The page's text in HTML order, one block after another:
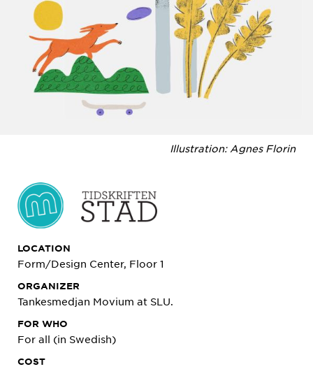
Illustration: Agnes Florin
LOCATION
Form/Design Center, Floor 1
ORGANIZER
Tankesmedjan Movium at SLU.
FOR WHO
For all (in Swedish)
COST